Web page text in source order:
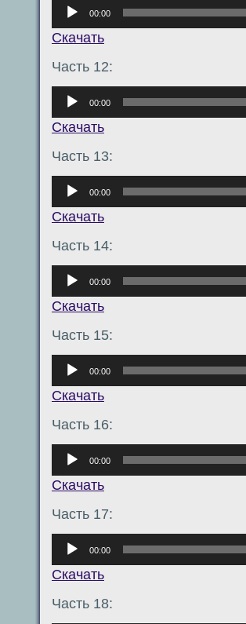
Аудиоплеер
00:00
Скачать
Часть 12:
Аудиоплеер
00:00
Скачать
Часть 13:
Аудиоплеер
00:00
Скачать
Часть 14:
Аудиоплеер
00:00
Скачать
Часть 15:
Аудиоплеер
00:00
Скачать
Часть 16:
Аудиоплеер
00:00
Скачать
Часть 17:
Аудиоплеер
00:00
Скачать
Часть 18: